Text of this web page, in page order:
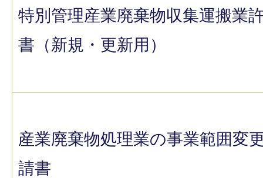
特別管理産業廃棄物収集運搬業
書（新規・更新用）
産業廃棄物処理業の事業範囲変
請書